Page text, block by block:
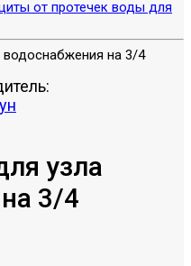
от протечек воды для
узла
3/4